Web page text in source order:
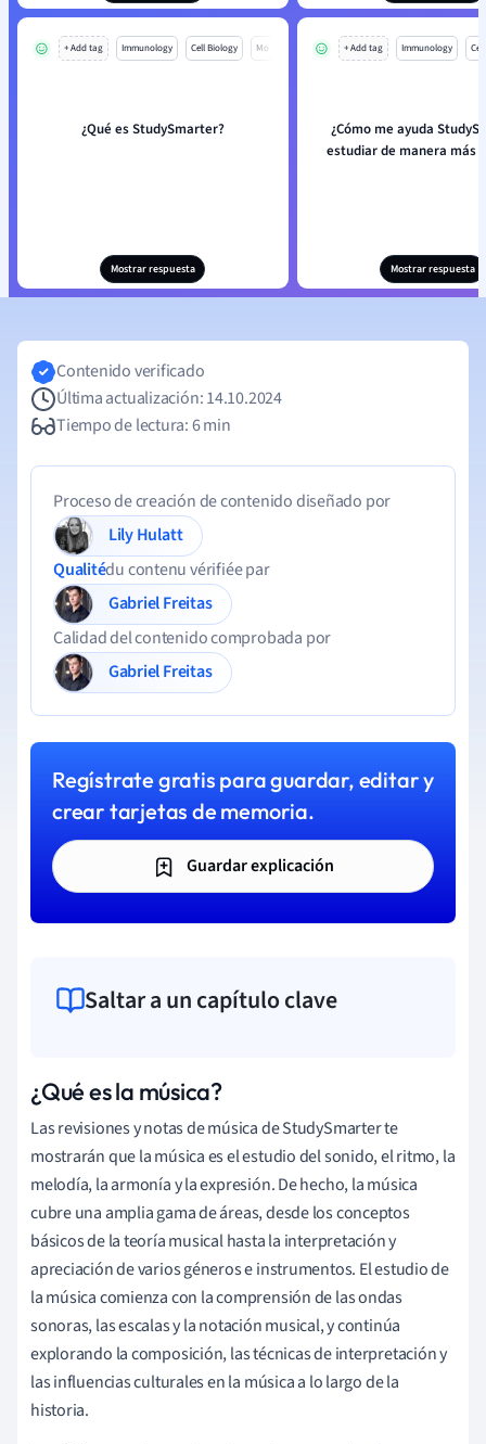
+ Add tag Immunology Cell Biology Mo
¿Qué es StudySmarter?
Mostrar respuesta
+ Add tag Immunology
¿Cómo me ayuda
estudiar de manera más
Mostrar respuesta
Contenido verificado
Última actualización: 14.10.2024
Tiempo de lectura: 6 min
Proceso de creación de contenido diseñado por
Lily Hulatt
Qualitédu contenu vérifiée par
Gabriel Freitas
Calidad del contenido comprobada por
Gabriel Freitas
Regístrate gratis para guardar, editar y
crear tarjetas de memoria.
Guardar explicación
Saltar a un capítulo clave
¿Qué es la música?
Las revisiones y notas de música de StudySmarter te
mostrarán que la música es el estudio del sonido, el ritmo, la
melodía, la armonía y la expresión. De hecho, la música
cubre una amplia gama de áreas, desde los conceptos
básicos de la teoría musical hasta la interpretación y
apreciación de varios géneros e instrumentos. El estudio de
la música comienza con la comprensión de las ondas
sonoras, las escalas y la notación musical, y continúa
explorando la composición, las técnicas de interpretación y
las influencias culturales en la música a lo largo de la
historia.